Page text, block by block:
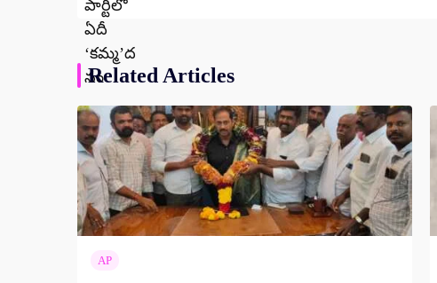
Related Articles
AP